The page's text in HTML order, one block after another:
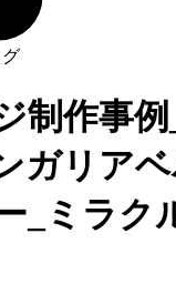
制作事
ガリア
_ミラク